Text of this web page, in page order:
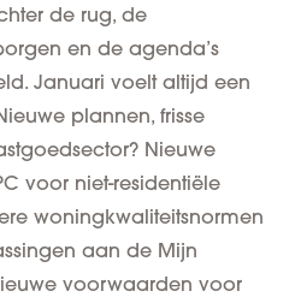
de rug, de
en de agenda’s
Januari voelt altijd een
plannen, frisse
Nieuwe
voor niet-residentiële
woningkwaliteitsnormen
aan de Mijn
voorwaarden voor